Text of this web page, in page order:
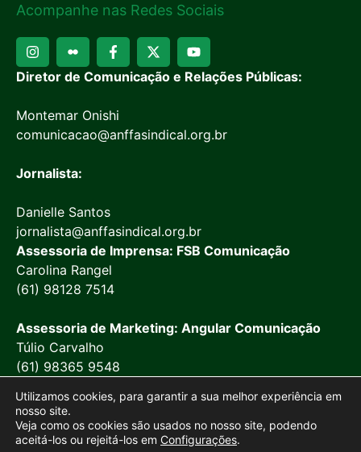
Acompanhe nas Redes Sociais
Diretor de Comunicação e Relações Públicas:
Montemar Onishi
comunicacao@anffasindical.org.br
Jornalista:
Danielle Santos
jornalista@anffasindical.org.br
Assessoria de Imprensa: FSB Comunicação
Carolina Rangel
(61) 98128 7514
Assessoria de Marketing: Angular Comunicação
Túlio Carvalho
(61) 98365 9548
Utilizamos cookies, para garantir a sua melhor experiência em
nosso site.
Veja como os cookies são usados no nosso site, podendo
aceitá-los ou rejeitá-los em Configurações.